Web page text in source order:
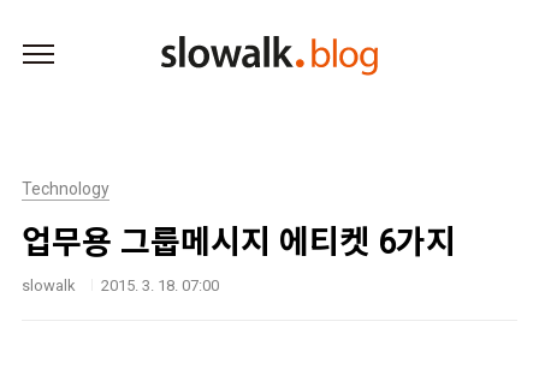
Technology
업무용 그룹메시지 에티켓 6가지
slowalk 2015. 3. 18. 07:00